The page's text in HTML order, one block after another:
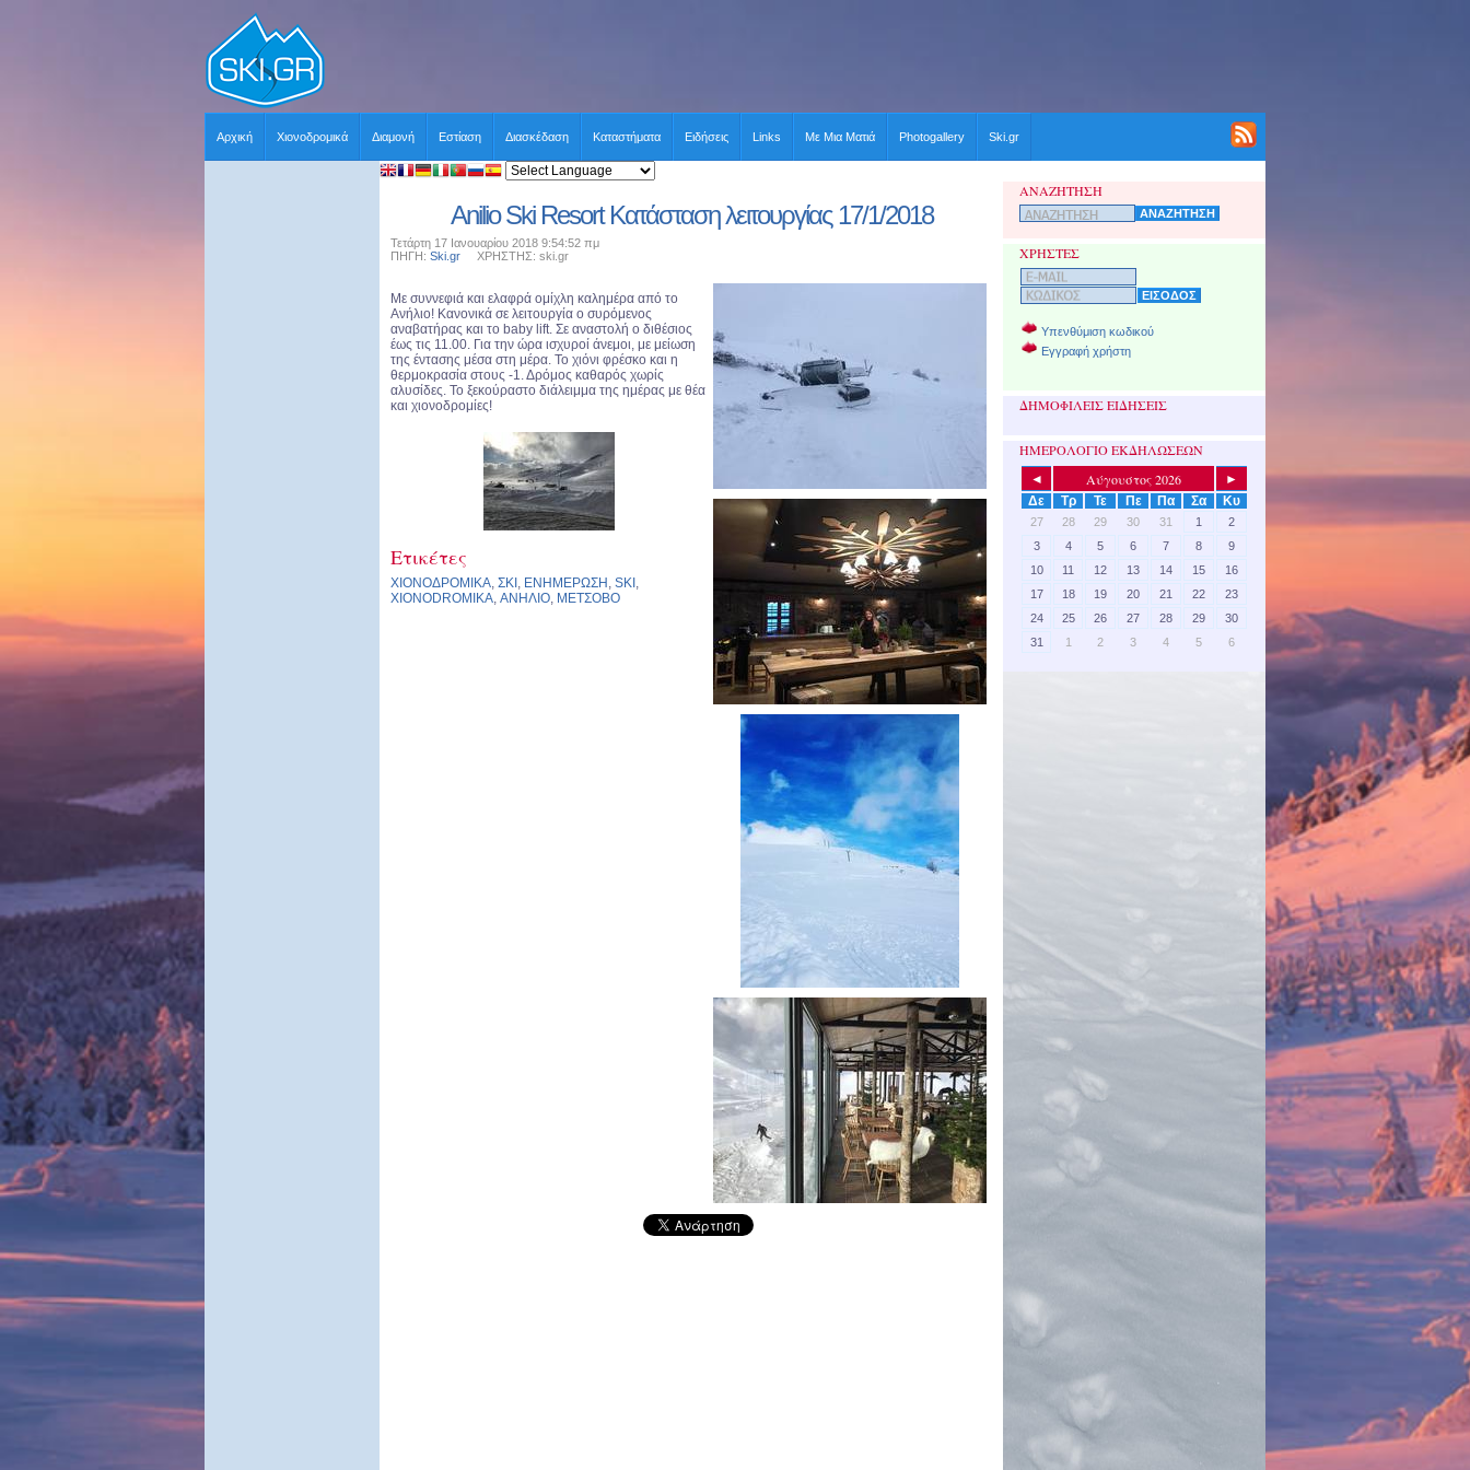
Αρχική Χιονοδρομικά Διαμονή Εστίαση Διασκέδαση Καταστήματα Ειδήσεις Links Με Μια Ματιά Photogallery Ski.gr
Anilio Ski Resort Κατάσταση λειτουργίας 17/1/2018
Τετάρτη 17 Ιανουαρίου 2018 9:54:52 πμ
ΠΗΓΗ: Ski.gr ΧΡΗΣΤΗΣ: ski.gr
Με συννεφιά και ελαφρά ομίχλη καλημέρα από το
Ανήλιο! Κανονικά σε λειτουργία ο συρόμενος
αναβατήρας και το baby lift. Σε αναστολή ο διθέσιος
έως τις 11.00. Για την ώρα ισχυροί άνεμοι, με μείωση
της έντασης μέσα στη μέρα. Το χιόνι φρέσκο και η
θερμοκρασία στους -1. Δρόμος καθαρός χωρίς
αλυσίδες. Το ξεκούραστο διάλειμμα της ημέρας με θέα
και χιονοδρομίες!
Ετικέτες
ΧΙΟΝΟΔΡΟΜΙΚΑ, ΣΚΙ , ΕΝΗΜΕΡΩΣΗ , SKI ,
XIONODROMIKA, ΑΝΗΛΙΟ, ΜΕΤΣΟΒΟ
ΑΝΑΖΗΤΗΣΗ
ΧΡΗΣΤΕΣ
Υπενθύμιση κωδικού
Εγγραφή χρήστη
ΔΗΜΟΦΙΛΕΙΣ ΕΙΔΗΣΕΙΣ
ΗΜΕΡΟΛΟΓΙΟ ΕΚΔΗΛΩΣΕΩΝ
◄ Αύγουστος 2026
►
Δε
Τρ Τε Πε Πα Σα Κυ
27 28 29 30 31 1
2
3
4 5 6 7 8
9
10
11 12 13 14 15
16
17
18 19 20 21 22
23
24
25 26 27 28 29
30
31
1 2 3 4 5 6